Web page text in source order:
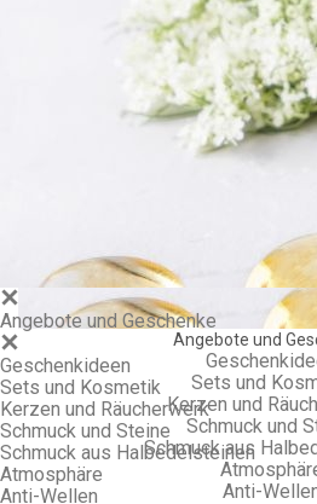
Angebote und Geschenke
Geschenkideen
Sets und Kosmetik
Kerzen und Räucherwerk
Schmuck und Steine
Schmuck aus Halbedelsteinen
Atmosphäre
Anti-Wellen
Angebote und
Sets und
Kerzen und
Schmuck und
Schmuck aus
Anti-